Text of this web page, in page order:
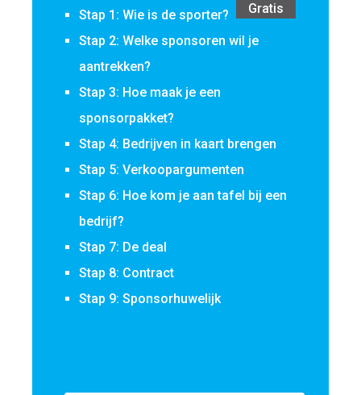
Stap 1: Wie is de sporter? Gratis
Stap 2: Welke sponsoren wil je
aantrekken?
Stap 3: Hoe maak je een
sponsorpakket?
Stap 4: Bedrijven in kaart brengen
Stap 5: Verkoopargumenten
Stap 6: Hoe kom je aan tafel bij een
bedrijf?
Stap 7: De deal
Stap 8: Contract
Stap 9: Sponsorhuwelijk